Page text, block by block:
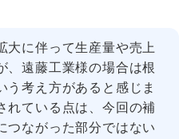
に伴って生産量や売上
、遠藤工業様の場合は根
う考え方があると感じま
れている点は、今回の補
つながった部分ではない